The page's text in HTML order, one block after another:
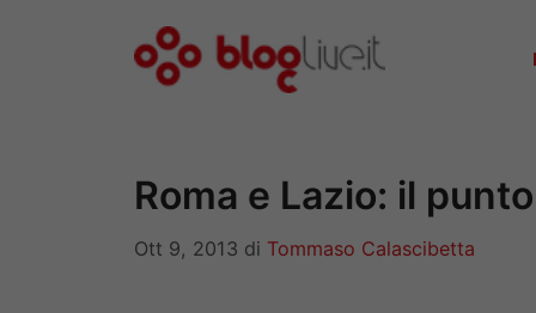
Roma e Lazio: il
Ott 9, 2013 di Tommaso Calascibetta